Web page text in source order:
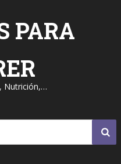
PARA
Nutrición,…